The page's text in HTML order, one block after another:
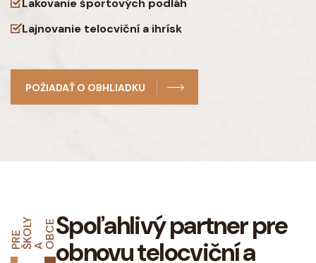
Lakovanie športových podláh
Lajnovanie telocviční a ihrísk
POŽIADAŤ O OBHLIADKU
P
R
E Š
K
O
LYA O
B
C ESpoľahlivý partner pre
obnovutelocviční a